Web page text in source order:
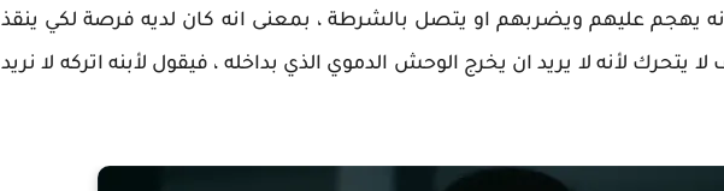
يهجم عليهم ويضربهم او يتصل بالشرطة ، بمعنى انه كان لديه فرصة لكي ينقذ
يتحرك لأنه لا يريد ان يخرج الوحش الدموي الذي بداخله ، فيقول لأبنه اتركه لا نريد